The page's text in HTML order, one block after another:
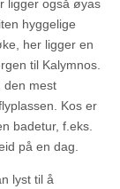
ligger også øyas
hyggelige
her ligger en
til Kalymnos.
den mest
Kos er
badetur, f.eks.
på en dag.
lyst til å